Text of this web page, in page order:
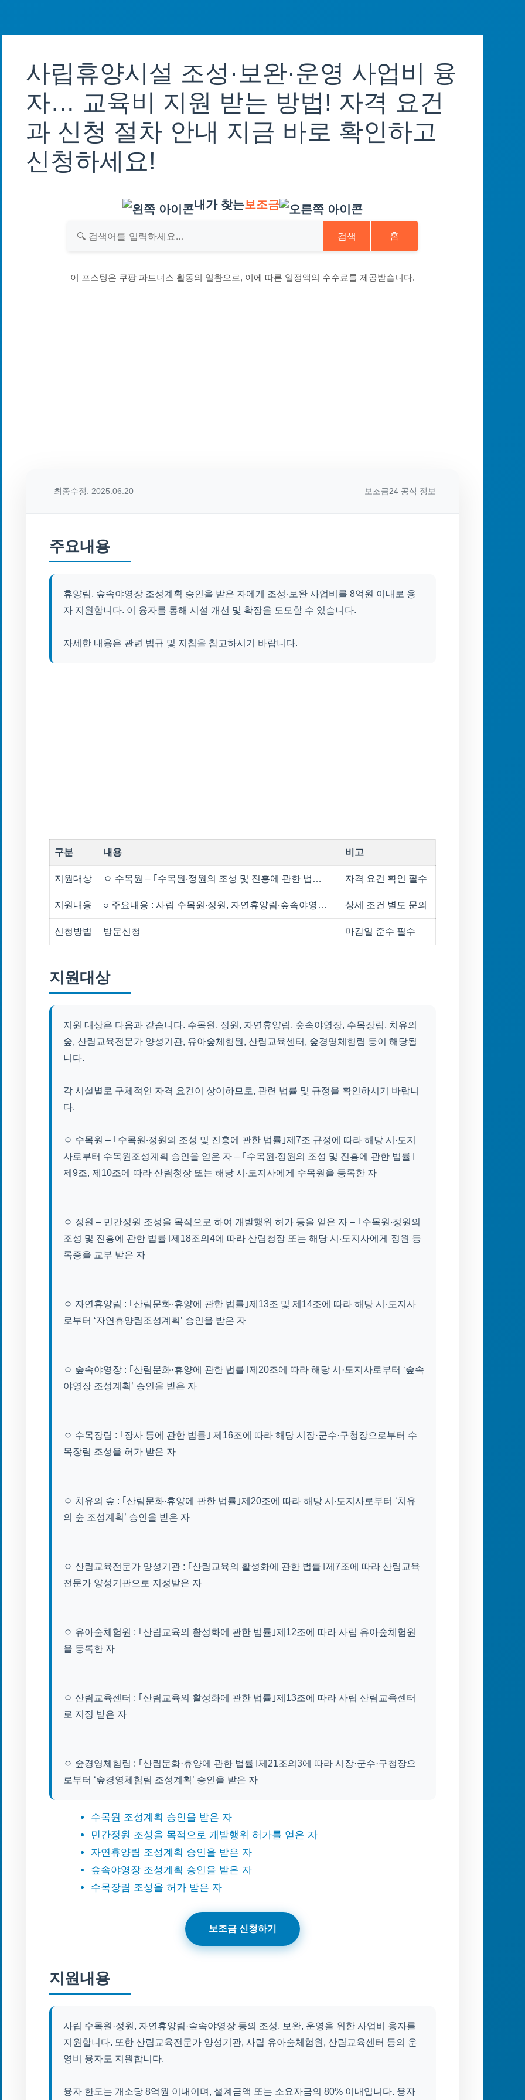
사립휴양시설 조성·보완·운영 사업비 융
자… 교육비 지원 받는 방법! 자격 요건
과 신청 절차 안내 지금 바로 확인하고
신청하세요!
내가 찾는보조금
검색 홈
이 포스팅은 쿠팡 파트너스 활동의 일환으로, 이에 따른 일정액의 수수료를 제공받습니다.
최종수정: 2025.06.20 보조금24 공식 정보
주요내용
휴양림, 숲속야영장 조성계획 승인을 받은 자에게 조성·보완 사업비를 8억원 이내로 융
자 지원합니다. 이 융자를 통해 시설 개선 및 확장을 도모할 수 있습니다.
자세한 내용은 관련 법규 및 지침을 참고하시기 바랍니다.
구분 내용 비고
지원대상 ㅇ 수목원 – ｢수목원‧정원의 조성 및 진흥에 관한 법… 자격 요건 확인 필수
지원내용 ○ 주요내용 : 사립 수목원‧정원, 자연휴양림‧숲속야영… 상세 조건 별도 문의
신청방법 방문신청 마감일 준수 필수
지원대상
지원 대상은 다음과 같습니다. 수목원, 정원, 자연휴양림, 숲속야영장, 수목장림, 치유의
숲, 산림교육전문가 양성기관, 유아숲체험원, 산림교육센터, 숲경영체험림 등이 해당됩
니다.
각 시설별로 구체적인 자격 요건이 상이하므로, 관련 법률 및 규정을 확인하시기 바랍니
다.
ㅇ 수목원 – ｢수목원‧정원의 조성 및 진흥에 관한 법률｣제7조 규정에 따라 해당 시‧도지
사로부터 수목원조성계획 승인을 얻은 자 – ｢수목원‧정원의 조성 및 진흥에 관한 법률｣
제9조, 제10조에 따라 산림청장 또는 해당 시‧도지사에게 수목원을 등록한 자
ㅇ 정원 – 민간정원 조성을 목적으로 하여 개발행위 허가 등을 얻은 자 – ｢수목원‧정원의
조성 및 진흥에 관한 법률｣제18조의4에 따라 산림청장 또는 해당 시‧도지사에게 정원 등
록증을 교부 받은 자
ㅇ 자연휴양림 : ｢산림문화·휴양에 관한 법률｣제13조 및 제14조에 따라 해당 시·도지사
로부터 ‘자연휴양림조성계획’ 승인을 받은 자
ㅇ 숲속야영장 : ｢산림문화·휴양에 관한 법률｣제20조에 따라 해당 시·도지사로부터 ‘숲속
야영장 조성계획’ 승인을 받은 자
ㅇ 수목장림 : ｢장사 등에 관한 법률｣ 제16조에 따라 해당 시장·군수·구청장으로부터 수
목장림 조성을 허가 받은 자
ㅇ 치유의 숲 : ｢산림문화‧휴양에 관한 법률｣제20조에 따라 해당 시‧도지사로부터 ‘치유
의 숲 조성계획’ 승인을 받은 자
ㅇ 산림교육전문가 양성기관 : ｢산림교육의 활성화에 관한 법률｣제7조에 따라 산림교육
전문가 양성기관으로 지정받은 자
ㅇ 유아숲체험원 : ｢산림교육의 활성화에 관한 법률｣제12조에 따라 사립 유아숲체험원
을 등록한 자
ㅇ 산림교육센터 : ｢산림교육의 활성화에 관한 법률｣제13조에 따라 사립 산림교육센터
로 지정 받은 자
ㅇ 숲경영체험림 : ｢산림문화·휴양에 관한 법률｣제21조의3에 따라 시장·군수·구청장으
로부터 ‘숲경영체험림 조성계획’ 승인을 받은 자
수목원 조성계획 승인을 받은 자
민간정원 조성을 목적으로 개발행위 허가를 얻은 자
자연휴양림 조성계획 승인을 받은 자
숲속야영장 조성계획 승인을 받은 자
수목장림 조성을 허가 받은 자
보조금 신청하기
지원내용
사립 수목원·정원, 자연휴양림·숲속야영장 등의 조성, 보완, 운영을 위한 사업비 융자를
지원합니다. 또한 산림교육전문가 양성기관, 사립 유아숲체험원, 산림교육센터 등의 운
영비 융자도 지원합니다.
융자 한도는 개소당 8억원 이내이며, 설계금액 또는 소요자금의 80% 이내입니다. 융자